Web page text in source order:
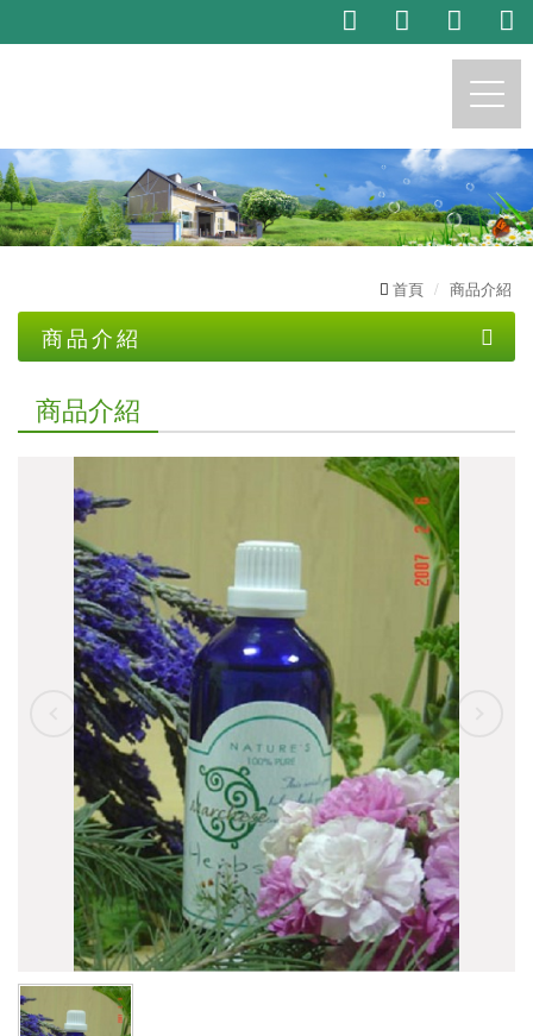
https://marchese.com.tw
首頁 商品介紹
商品介紹
自產..精油及限量品
純露
精油
基礎油
容器&應用
茗樟專業
植物精油代工
精油製程體驗
園區導覽教學
主播推荐產品系列
託售商品
託售純露
託售精油
商品介紹